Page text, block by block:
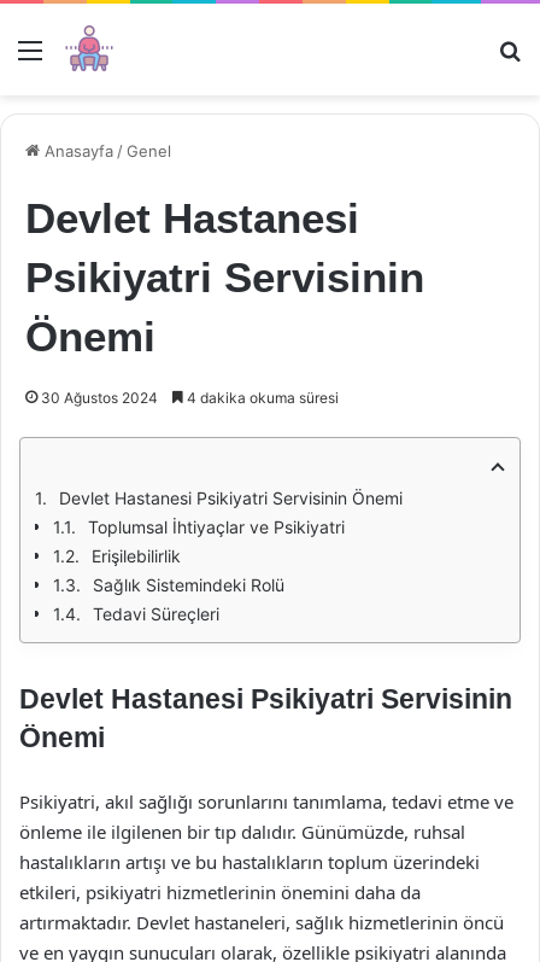
Menü
Anasayfa /Genel
Devlet Hastanesi
Psikiyatri Servisinin
Önemi
30 Ağustos 2024 4 dakika okuma süresi
Devlet Hastanesi Psikiyatri Servisinin Önemi
Toplumsal İhtiyaçlar ve Psikiyatri
Erişilebilirlik
Sağlık Sistemindeki Rolü
Tedavi Süreçleri
Devlet Hastanesi Psikiyatri Servisinin
Önemi
Psikiyatri, akıl sağlığı sorunlarını tanımlama, tedavi etme ve
önleme ile ilgilenen bir tıp dalıdır. Günümüzde, ruhsal
hastalıkların artışı ve bu hastalıkların toplum üzerindeki
etkileri, psikiyatri hizmetlerinin önemini daha da
artırmaktadır. Devlet hastaneleri, sağlık hizmetlerinin öncü
ve en yaygın sunucuları olarak, özellikle psikiyatri alanında